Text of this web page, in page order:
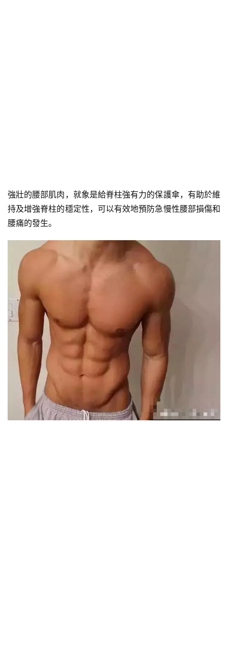
強壯的腰部肌肉，就象是給脊柱強有力的保護傘，有助於維
持及增強脊柱的穩定性，可以有效地預防急慢性腰部損傷和
腰痛的發生。